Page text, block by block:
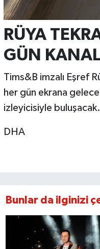
RÜYA
GÜN
Tims&B imzalı Eşref
her gün ekrana
izleyicisiyle buluşacak.
DHA
Bunlar da ilginizi